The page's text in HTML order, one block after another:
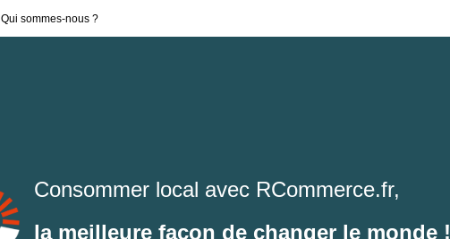
Qui sommes-nous ?
Consommer local avec RCommerce.fr,
la meilleure façon de changer le monde !